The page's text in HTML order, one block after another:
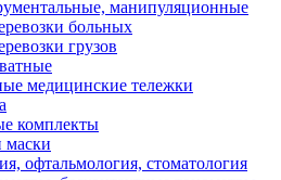
манипуляционные
больных
грузов
медицинские тележки
комплекты
маски
офтальмология, стоматология